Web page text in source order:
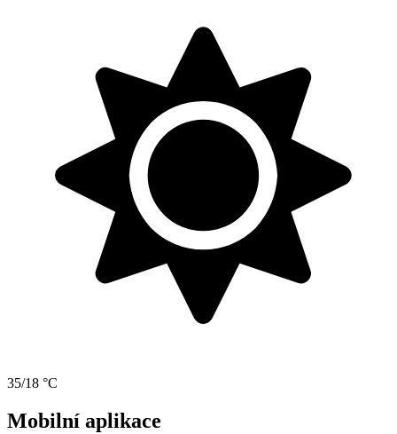
35/18 °C
Mobilní aplikace